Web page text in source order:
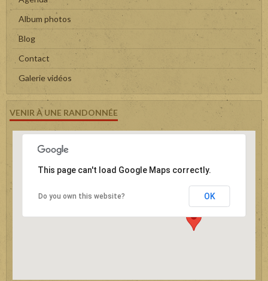
Album photos
Blog
Contact
Galerie vidéos
VENIR À UNE RANDONNÉE
This page can't load Google Maps correctly.
Do you own this website? OK